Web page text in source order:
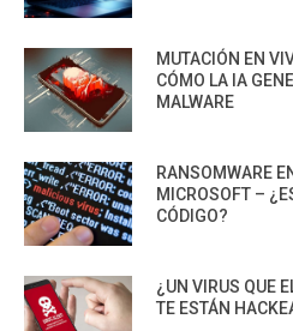
MUTACIÓN EN
CÓMO LA IA
MALWARE
RANSOMWARE
MICROSOFT –
CÓDIGO?
¿UN VIRUS QUE
TE ESTÁN